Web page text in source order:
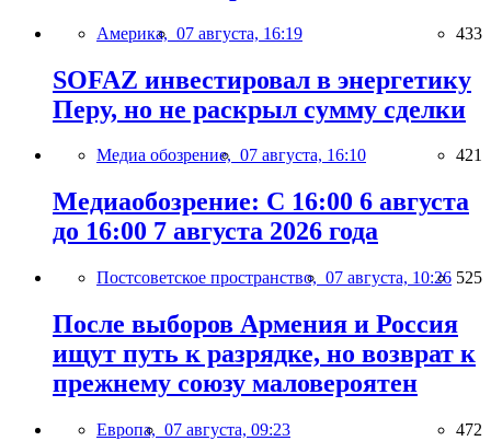
Америка, 07 августа, 16:19 433
SOFAZ инвестировал в энергетику
Перу, но не раскрыл сумму сделки
Медиа обозрение, 07 августа, 16:10 421
Медиаобозрение: С 16:00 6 августа
до 16:00 7 августа 2026 года
Постсоветское пространство, 07 августа, 10:26 525
После выборов Армения и Россия
ищут путь к разрядке, но возврат к
прежнему союзу маловероятен
Европа, 07 августа, 09:23 472